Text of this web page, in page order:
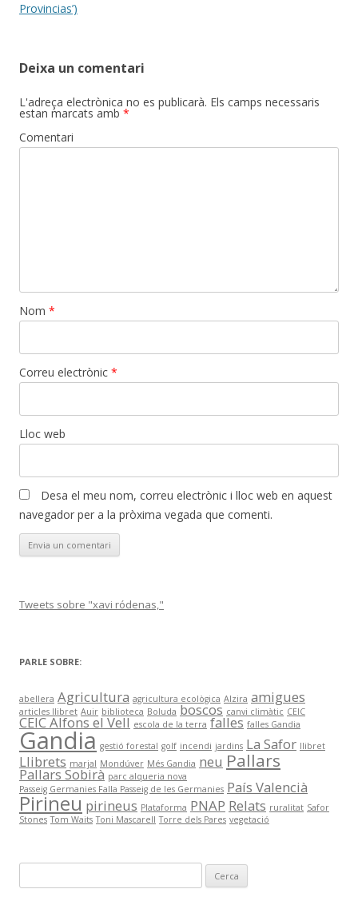
les
Provincias’)
Deixa un comentari
L'adreça electrònica no es publicarà. Els camps necessaris
estan marcats amb *
Comentari
Nom *
Correu electrònic *
Lloc web
Desa el meu nom, correu electrònic i lloc web en aquest
navegador per a la pròxima vegada que comenti.
Tweets sobre "xavi ródenas,"
PARLE SOBRE:
abellera Agricultura agricultura ecològica Alzira amigues
articles llibret Auir biblioteca Boluda boscos canvi climàtic CEIC
CEIC Alfons el Vell escola de la terra falles falles Gandia
Gandia gestió forestal golf incendi jardins La Safor llibret
Llibrets marjal Mondúver Més Gandia neu Pallars
Pallars Sobirà parc alqueria nova
Passeig Germanies Falla Passeig de les Germanies País Valencià
Pirineu pirineus Plataforma PNAP Relats ruralitat Safor
Stones Tom Waits Toni Mascarell Torre dels Pares vegetació
e